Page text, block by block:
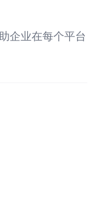
企业在每个平台